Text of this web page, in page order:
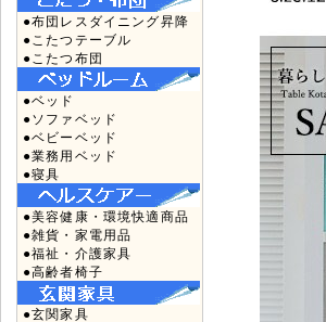
●布団レスダイニング昇降
●こたつテーブル
●こたつ布団
●ベッド
●ソファベッド
●ベビーベッド
●業務用ベッド
●寝具
●美容健康・環境快適商品
●雑貨・家電用品
●福祉・介護家具
●高齢者椅子
●玄関家具